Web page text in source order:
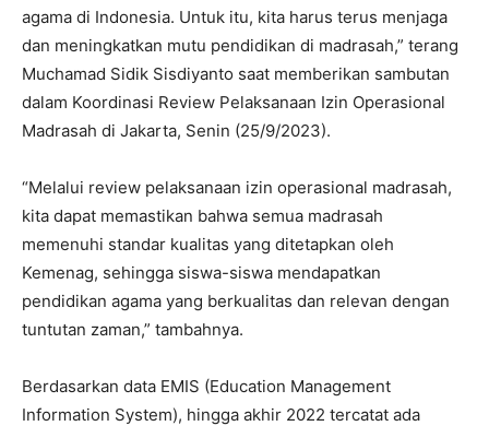
agama di Indonesia. Untuk itu, kita harus terus menjaga
dan meningkatkan mutu pendidikan di madrasah,” terang
Muchamad Sidik Sisdiyanto saat memberikan sambutan
dalam Koordinasi Review Pelaksanaan Izin Operasional
Madrasah di Jakarta, Senin (25/9/2023).
“Melalui review pelaksanaan izin operasional madrasah,
kita dapat memastikan bahwa semua madrasah
memenuhi standar kualitas yang ditetapkan oleh
Kemenag, sehingga siswa-siswa mendapatkan
pendidikan agama yang berkualitas dan relevan dengan
tuntutan zaman,” tambahnya.
Berdasarkan data EMIS (Education Management
Information System), hingga akhir 2022 tercatat ada